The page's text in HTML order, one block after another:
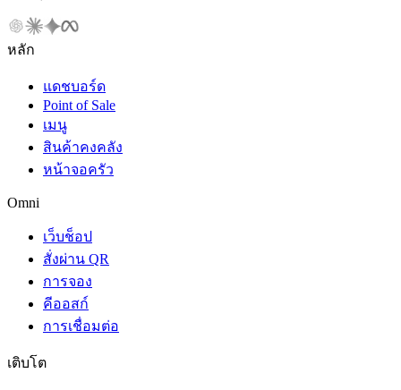
หลัก
แดชบอร์ด
Point of Sale
เมนู
สินค้าคงคลัง
หน้าจอครัว
Omni
เว็บช็อป
สั่งผ่าน QR
การจอง
คีออสก์
การเชื่อมต่อ
เติบโต